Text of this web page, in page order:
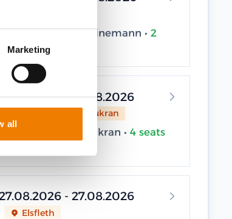
Marketing
all
Trainingscenter Heinemann • 2
seats available
- 27.08.2026
Sassnitz / Neu Mukran
Trainingscenter Mukran • 4 seats
- 27.08.2026
Elsfleth